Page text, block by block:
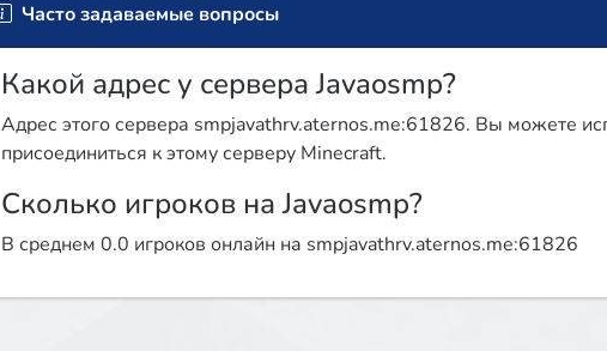
Часто задаваемые вопросы
Какой адрес у сервера Javaosmp?
Адрес этого сервера smpjavathrv.aternos.me:61826. Вы можете
присоединиться к этому серверу Minecraft.
Сколько игроков на Javaosmp?
В среднем 0.0 игроков онлайн на smpjavathrv.aternos.me:61826